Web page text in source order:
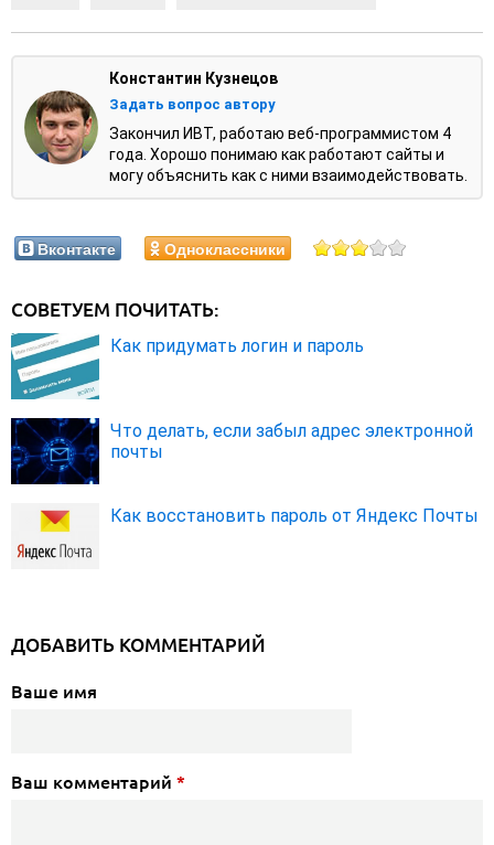
Константин Кузнецов
Задать вопрос автору
Закончил ИВТ, работаю веб-программистом 4
года. Хорошо понимаю как работают сайты и
могу объяснить как с ними взаимодействовать.
Вконтакте Одноклассники
СОВЕТУЕМ ПОЧИТАТЬ:
Как придумать логин и пароль
Что делать, если забыл адрес электронной
почты
Как восстановить пароль от Яндекс Почты
ДОБАВИТЬ КОММЕНТАРИЙ
Ваше имя
Ваш комментарий *